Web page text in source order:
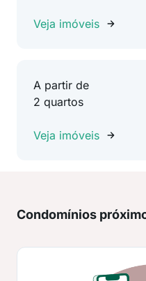
Veja imóveis
A partir de
2 quartos
Veja imóveis
Condomínios